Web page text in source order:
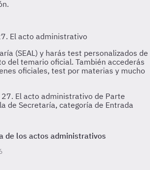
27. El acto administrativo de Parte
de Secretaría, categoría de Entrada
de los actos administrativos